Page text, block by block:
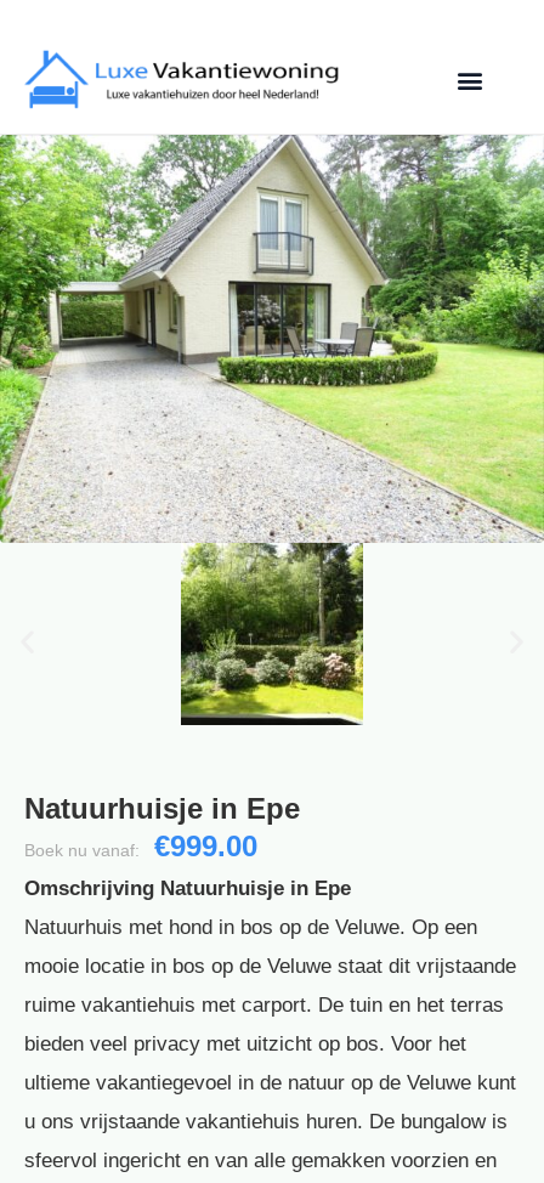
Natuurhuisje in Epe
Boek nu vanaf: €999.00
Omschrijving Natuurhuisje in Epe
Natuurhuis met hond in bos op de Veluwe. Op een
mooie locatie in bos op de Veluwe staat dit vrijstaande
ruime vakantiehuis met carport. De tuin en het terras
bieden veel privacy met uitzicht op bos. Voor het
ultieme vakantiegevoel in de natuur op de Veluwe kunt
u ons vrijstaande vakantiehuis huren. De bungalow is
sfeervol ingericht en van alle gemakken voorzien en